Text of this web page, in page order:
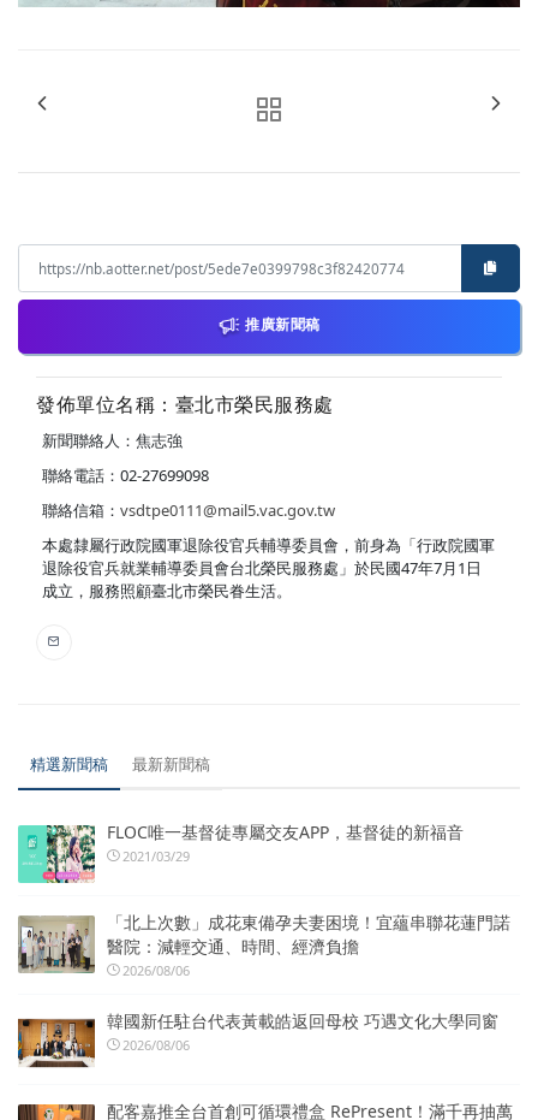
推廣新聞稿
發佈單位名稱：臺北市榮民服務處
新聞聯絡人：焦志強
聯絡電話：02-27699098
聯絡信箱： vsdtpe0111@mail5.vac.gov.tw
本處隸屬行政院國軍退除役官兵輔導委員會，前身為「行政院國軍
退除役官兵就業輔導委員會台北榮民服務處」於民國47年7月1日
成立，服務照顧臺北市榮民眷生活。
精選新聞稿 最新新聞稿
FLOC唯一基督徒專屬交友APP，基督徒的新福音
2021/03/29
「北上次數」成花東備孕夫妻困境！宜蘊串聯花蓮門諾
醫院：減輕交通、時間、經濟負擔
2026/08/06
韓國新任駐台代表黃載皓返回母校 巧遇文化大學同窗
2026/08/06
配客嘉推全台首創可循環禮盒 RePresent！滿千再抽萬